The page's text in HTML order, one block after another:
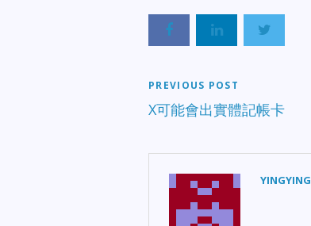
PREVIOUS POST
X可能會出實體記帳卡
YINGYING